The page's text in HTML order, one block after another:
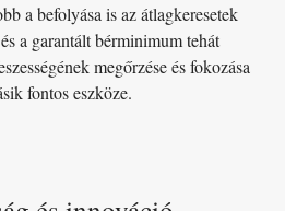
a befolyása is az átlagkeresetek
a garantált bérminimum tehát
megőrzése és fokozása
fontos eszköze.